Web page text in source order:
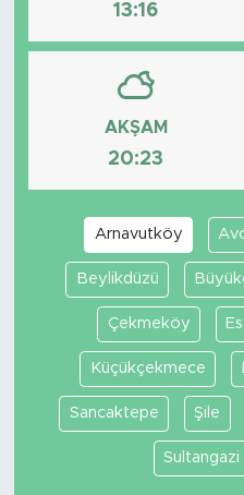
13:16
AKŞAM
20:23
Arnavutköy
Beylikdüzü
Çekmeköy
Küçükçekmece
Sancaktepe Şile
Sultangazi